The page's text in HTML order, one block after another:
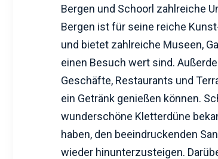
Bergen und Schoorl zahlreiche
Bergen ist für seine reiche
und bietet zahlreiche Museen,
einen Besuch wert sind.
Geschäfte, Restaurants und
ein Getränk genießen können.
wunderschöne Kletterdüne
haben, den beeindruckenden
wieder hinunterzusteigen.